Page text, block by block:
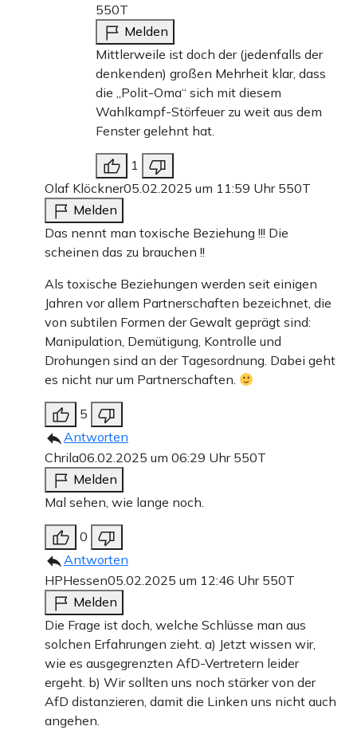
550T
Melden
Mittlerweile ist doch der (jedenfalls der
denkenden) großen Mehrheit klar, dass
die „Polit-Oma“ sich mit diesem
Wahlkampf-Störfeuer zu weit aus dem
Fenster gelehnt hat.
1
Olaf Klöckner05.02.2025 um 11:59 Uhr 550T
Melden
Das nennt man toxische Beziehung !!! Die
scheinen das zu brauchen !!
Als toxische Beziehungen werden seit einigen
Jahren vor allem Partnerschaften bezeichnet, die
von subtilen Formen der Gewalt geprägt sind:
Manipulation, Demütigung, Kontrolle und
Drohungen sind an der Tagesordnung. Dabei geht
es nicht nur um Partnerschaften.
5
Antworten
Chrila06.02.2025 um 06:29 Uhr 550T
Melden
Mal sehen, wie lange noch.
0
Antworten
HPHessen05.02.2025 um 12:46 Uhr 550T
Melden
Die Frage ist doch, welche Schlüsse man aus
solchen Erfahrungen zieht. a) Jetzt wissen wir,
wie es ausgegrenzten AfD-Vertretern leider
ergeht. b) Wir sollten uns noch stärker von der
AfD distanzieren, damit die Linken uns nicht auch
angehen.